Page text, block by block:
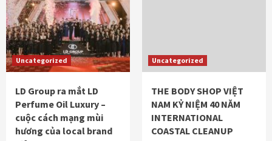
Uncategorized
LD Group ra mắt LD
Perfume Oil Luxury –
cuộc cách mạng mùi
hương của local brand
Uncategorized
THE BODY SHOP VIỆT
NAM KỶ NIỆM 40 NĂM
INTERNATIONAL
COASTAL CLEANUP